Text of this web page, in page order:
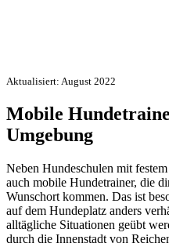
Aktualisiert: August 2022
Mobile
Umgebung
Neben Hundeschulen mit
auch mobile Hundetrainer, die
Wunschort kommen. Das ist
auf dem Hundeplatz anders
alltägliche Situationen geübt
durch die Innenstadt von